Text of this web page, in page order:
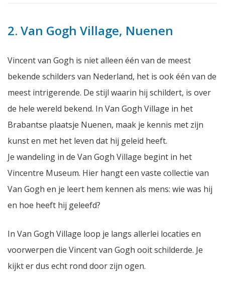
2. Van Gogh Village, Nuenen
Vincent van Gogh is niet alleen één van de meest
bekende schilders van Nederland, het is ook één van de
meest intrigerende. De stijl waarin hij schildert, is over
de hele wereld bekend. In Van Gogh Village in het
Brabantse plaatsje Nuenen, maak je kennis met zijn
kunst en met het leven dat hij geleid heeft.
Je wandeling in de Van Gogh Village begint in het
Vincentre Museum. Hier hangt een vaste collectie van
Van Gogh en je leert hem kennen als mens: wie was hij
en hoe heeft hij geleefd?
In Van Gogh Village loop je langs allerlei locaties en
voorwerpen die Vincent van Gogh ooit schilderde. Je
kijkt er dus echt rond door zijn ogen.